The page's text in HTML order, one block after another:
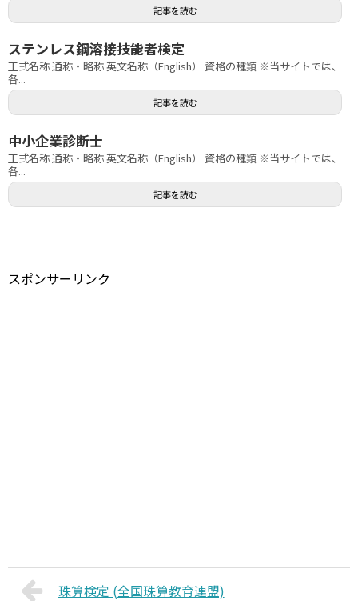
記事を読む
ステンレス鋼溶接技能者検定
正式名称 通称・略称 英文名称（English） 資格の種類 ※当サイトでは、
各...
記事を読む
中小企業診断士
正式名称 通称・略称 英文名称（English） 資格の種類 ※当サイトでは、
各...
記事を読む
スポンサーリンク
珠算検定 (全国珠算教育連盟)